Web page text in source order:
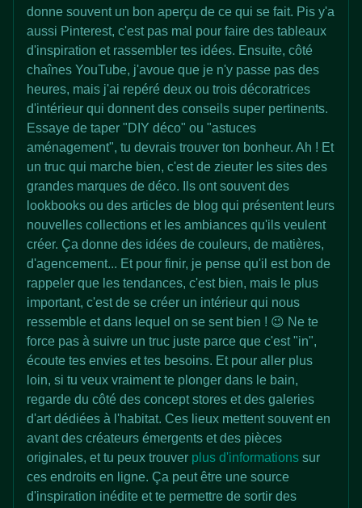
donne souvent un bon aperçu de ce qui se fait. Pis y'a
aussi Pinterest, c'est pas mal pour faire des tableaux
d'inspiration et rassembler tes idées. Ensuite, côté
chaînes YouTube, j'avoue que je n'y passe pas des
heures, mais j'ai repéré deux ou trois décoratrices
d'intérieur qui donnent des conseils super pertinents.
Essaye de taper "DIY déco" ou "astuces
aménagement", tu devrais trouver ton bonheur. Ah ! Et
un truc qui marche bien, c'est de zieuter les sites des
grandes marques de déco. Ils ont souvent des
lookbooks ou des articles de blog qui présentent leurs
nouvelles collections et les ambiances qu'ils veulent
créer. Ça donne des idées de couleurs, de matières,
d'agencement... Et pour finir, je pense qu'il est bon de
rappeler que les tendances, c'est bien, mais le plus
important, c'est de se créer un intérieur qui nous
ressemble et dans lequel on se sent bien ! 😉 Ne te
force pas à suivre un truc juste parce que c'est "in",
écoute tes envies et tes besoins. Et pour aller plus
loin, si tu veux vraiment te plonger dans le bain,
regarde du côté des concept stores et des galeries
d'art dédiées à l'habitat. Ces lieux mettent souvent en
avant des créateurs émergents et des pièces
originales, et tu peux trouver plus d'informations sur
ces endroits en ligne. Ça peut être une source
d'inspiration inédite et te permettre de sortir des